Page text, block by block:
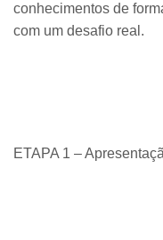
conhecimentos de
com um desafio real.
ETAPA 1 –